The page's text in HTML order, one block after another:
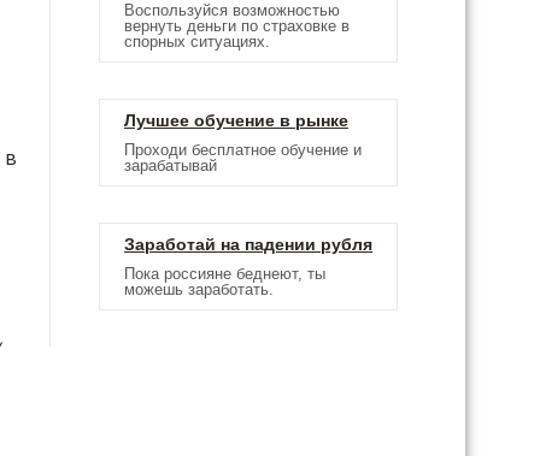
Воспользуйся возможностью
вернуть деньги по страховке в
спорных ситуациях.
Лучшее обучение в рынке
Проходи бесплатное обучение и
зарабатывай
Заработай на падении рубля
Пока россияне беднеют, ты
можешь заработать.